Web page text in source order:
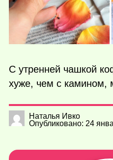
С утренней чашкой
хуже, чем с камином,
Наталья Ивко
Опубликовано: 24